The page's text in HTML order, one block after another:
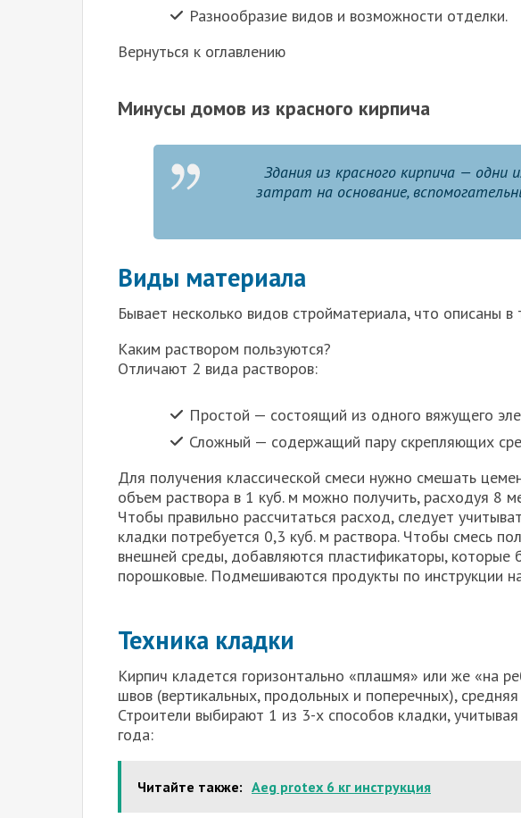
Разнообразие видов и возможности отделки.
Вернуться к оглавлению
Минусы домов из красного кирпича
Здания из красного кирпича — одни
затрат на основание,
Виды материала
Бывает несколько видов стройматериала, что описаны в
Каким раствором пользуются?
Отличают 2 вида растворов:
Простой — состоящий из одного вяжущего
Сложный — содержащий пару скрепляющих
Для получения классической смеси нужно смешать
объем раствора в 1 куб. м можно получить, расходуя 8
Чтобы правильно рассчитаться расход, следует
кладки потребуется 0,3 куб. м раствора. Чтобы смесь
внешней среды, добавляются пластификаторы, которые
порошковые. Подмешиваются продукты по инструкции
Техника кладки
Кирпич кладется горизонтально «плашмя» или же «на
швов (вертикальных, продольных и поперечных),
Строители выбирают 1 из 3-х способов кладки,
года:
Читайте также: Aeg protex 6 кг инструкция